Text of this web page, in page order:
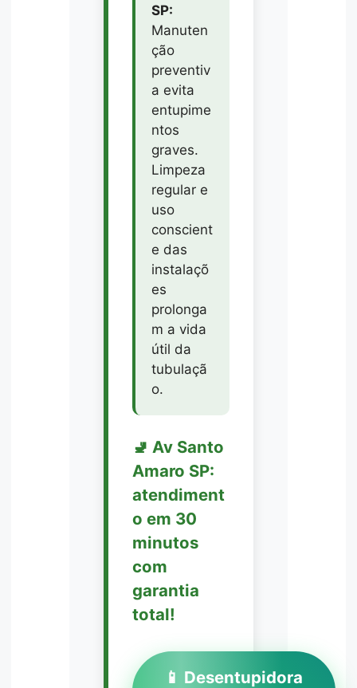
SP:
Manuten
ção
preventiv
a evita
entupime
ntos
graves.
Limpeza
regular e
uso
conscient
e das
instalaçõ
es
prolonga
m a vida
útil da
tubulaçã
o.
🚽 Av Santo
Amaro SP:
atendiment
o em 30
minutos
com
garantia
total!
📱 Desentupidora